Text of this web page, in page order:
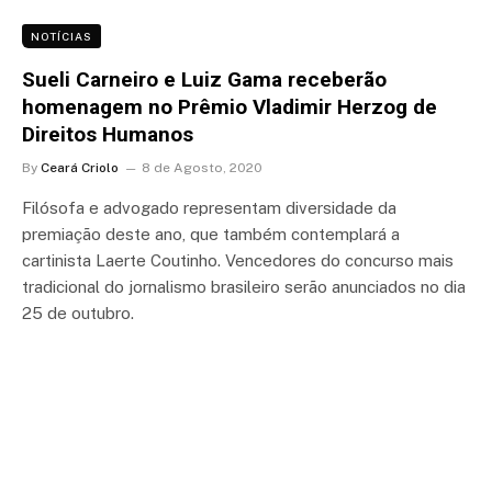
NOTÍCIAS
Sueli Carneiro e Luiz Gama receberão
homenagem no Prêmio Vladimir Herzog de
Direitos Humanos
By Ceará Criolo 8 de Agosto, 2020
Filósofa e advogado representam diversidade da
premiação deste ano, que também contemplará a
cartinista Laerte Coutinho. Vencedores do concurso mais
tradicional do jornalismo brasileiro serão anunciados no dia
25 de outubro.